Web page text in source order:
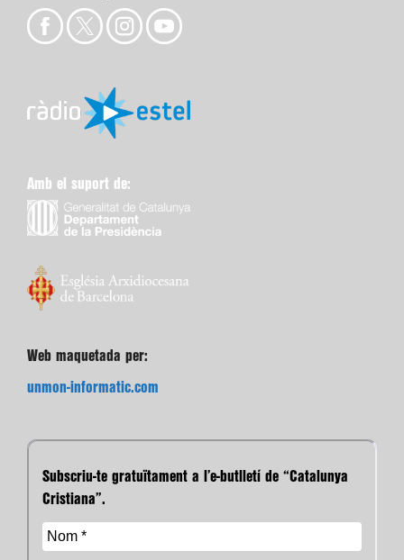
Amb el suport de:
Web maquetada per:
unmon-informatic.com
Subscriu-te gratuïtament a l’e-butlletí de “Catalunya
Cristiana”.